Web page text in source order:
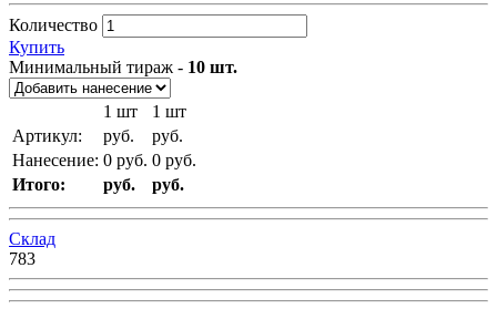
Количество
Купить
Минимальный тираж - 10 шт.
1 шт 1 шт
Артикул:
руб.
руб.
Нанесение: 0 руб. 0 руб.
Итого:
руб. руб.
Склад
783